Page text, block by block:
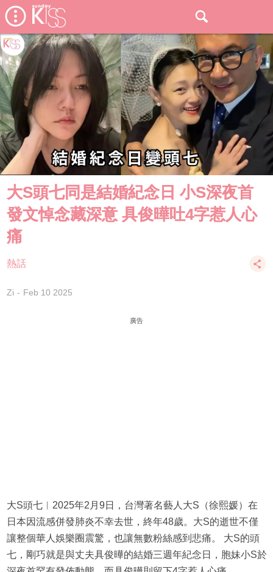
大S頭七同是結婚紀念日 小S深夜首
發文悼念藏深意 具俊曄吐4字惹人心
痛
熱話
Zi Feb 10 2025
廣告
大S頭七︱2025年2月9日，台灣著名藝人大S（徐熙媛）在
日本因流感併發肺炎不幸去世，終年48歲。大S的逝世不僅
讓整個華人娛樂圈震驚，也讓無數粉絲感到悲痛。 大S的頭
七，剛巧就是與丈夫具俊曄的結婚三週年紀念日，胞妹小S於